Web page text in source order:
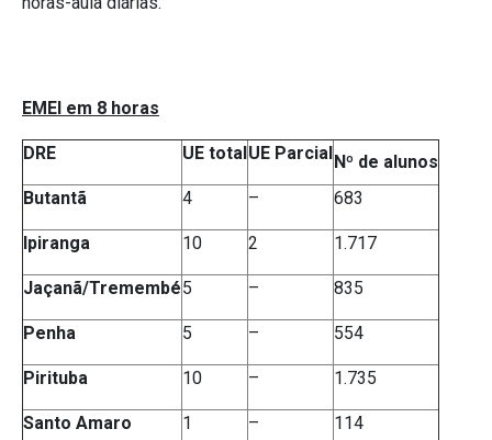
EMEI em 8 horas
DRE UE totalUE ParcialNº de alunos
Butantã
4 – 683
Ipiranga 10 2 1.717
Jaçanã/Tremembé5 – 835
Penha 5 – 554
Pirituba 10 – 1.735
Santo Amaro 1 – 114